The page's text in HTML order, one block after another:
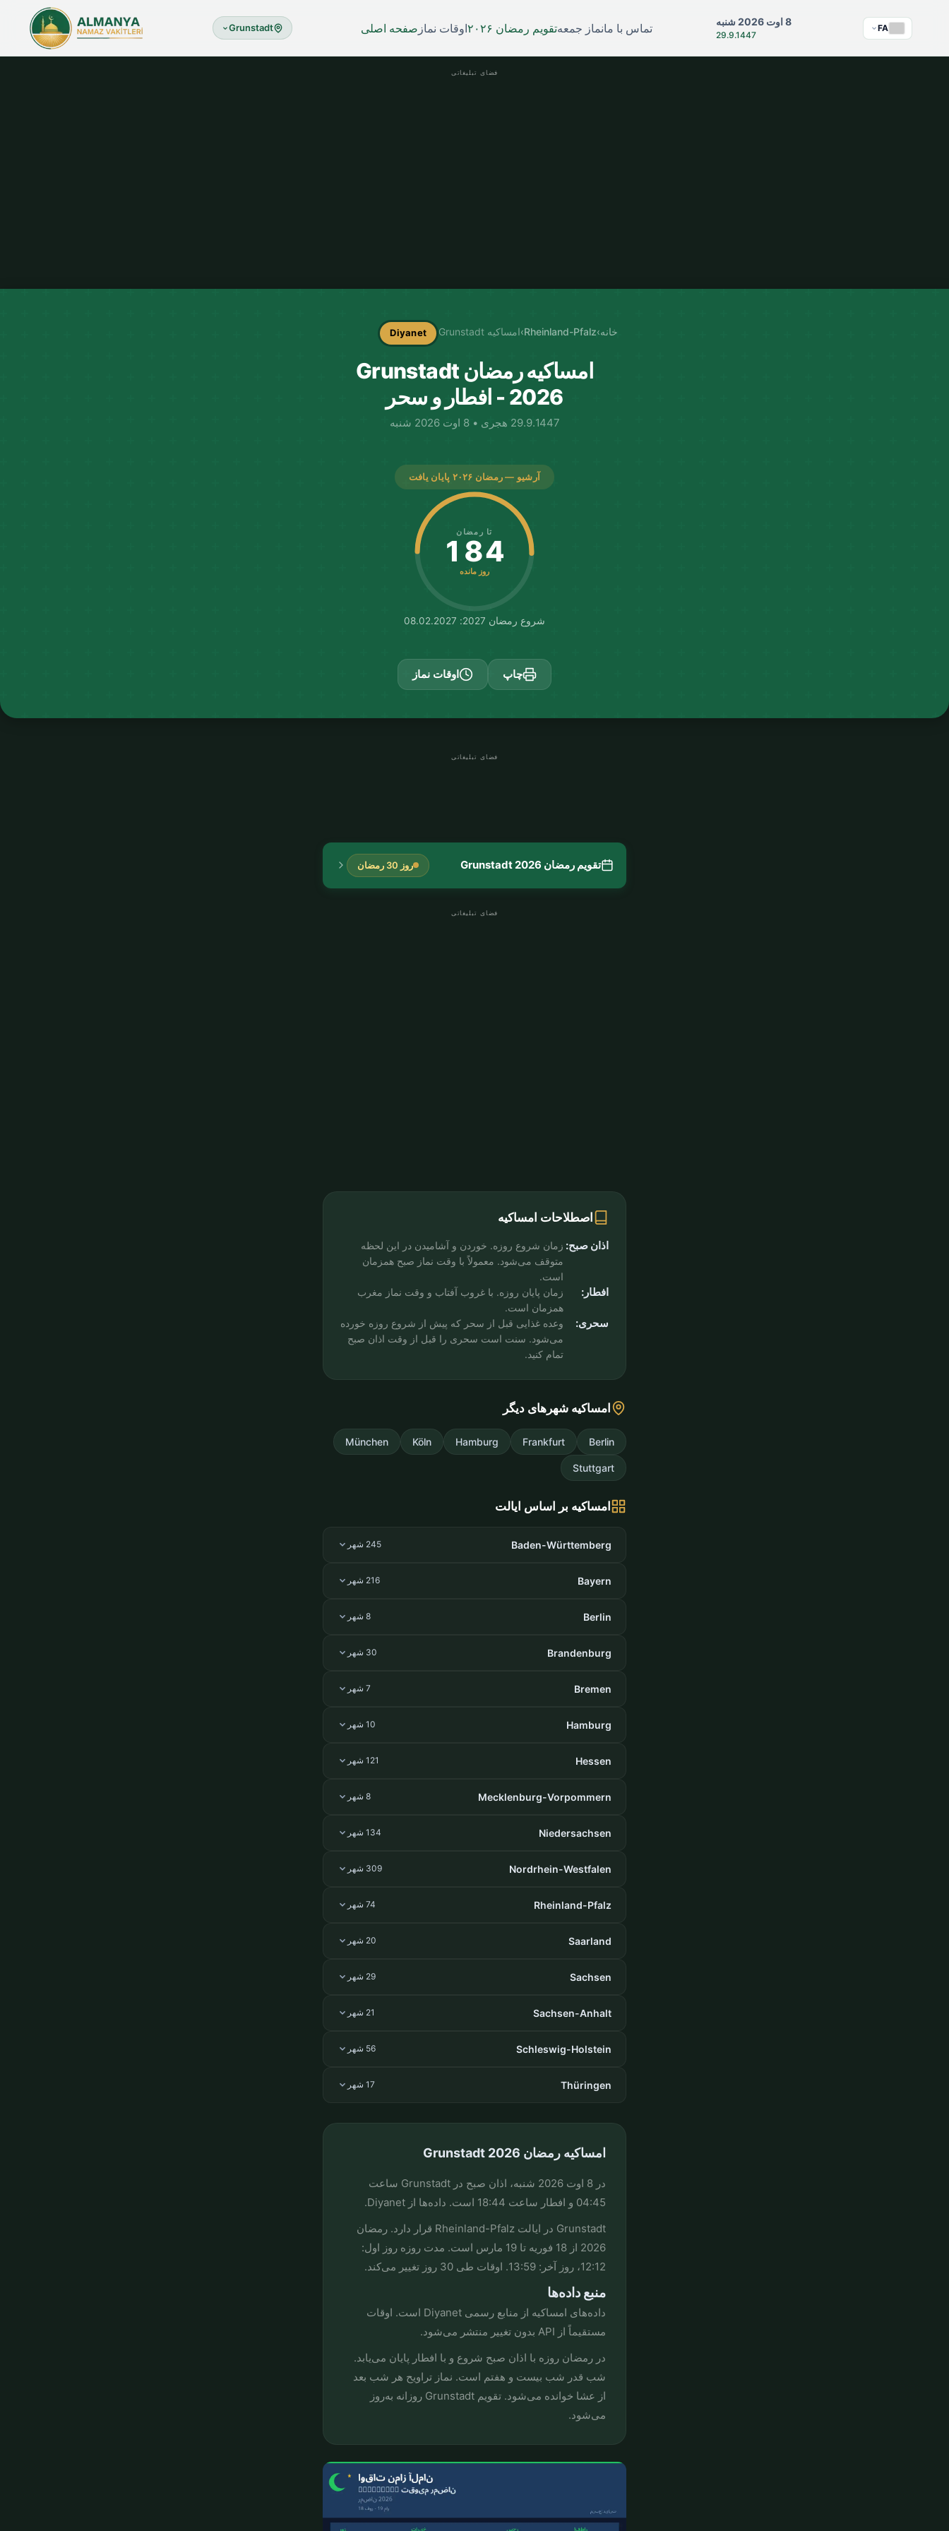
Grunstadt صفحه اصلی اوقات نماز تقویم رمضان ۲۰۲۶نماز جمعهتماس با ما 8 اوت 2026 شنبه
29.9.1447
FA
فضای تبلیغاتی
خانه›
Rheinland-Pfalz
›امساکیه Grunstadt Diyanet
امساکیه رمضان Grunstadt
2026 - افطار و سحر
29.9.1447 هجری • 8 اوت 2026 شنبه
آرشیو — رمضان ۲۰۲۶ پایان یافت
تا رمضان
184
روز مانده
شروع رمضان 2027: 08.02.2027
چاپ اوقات نماز
فضای تبلیغاتی
تقویم رمضان Grunstadt 2026 روز 30 رمضان
فضای تبلیغاتی
اصطلاحات امساکیه
اذان صبح: زمان شروع روزه. خوردن و آشامیدن در این لحظه
متوقف می‌شود. معمولاً با وقت نماز صبح همزمان
است.
افطار:
زمان پایان روزه. با غروب آفتاب و وقت نماز مغرب
همزمان است.
سحری:
وعده غذایی قبل از سحر که پیش از شروع روزه خورده
می‌شود. سنت است سحری را قبل از وقت اذان صبح
تمام کنید.
امساکیه شهرهای دیگر
Berlin
Frankfurt
Hamburg
Köln
München
Stuttgart
امساکیه بر اساس ایالت
Baden-Württemberg 245 شهر
Bayern 216 شهر
Berlin 8 شهر
Brandenburg 30 شهر
Bremen 7 شهر
Hamburg 10 شهر
Hessen 121 شهر
Mecklenburg-Vorpommern 8 شهر
Niedersachsen 134 شهر
Nordrhein-Westfalen 309 شهر
Rheinland-Pfalz 74 شهر
Saarland 20 شهر
Sachsen 29 شهر
Sachsen-Anhalt 21 شهر
Schleswig-Holstein 56 شهر
Thüringen 17 شهر
امساکیه رمضان Grunstadt 2026
در 8 اوت 2026 شنبه، اذان صبح در Grunstadt ساعت
04:45 و افطار ساعت 18:44 است. داده‌ها از Diyanet.
Grunstadt در ایالت Rheinland-Pfalz قرار دارد. رمضان
2026 از 18 فوریه تا 19 مارس است. مدت روزه روز اول:
12:12، روز آخر: 13:59. اوقات طی 30 روز تغییر می‌کند.
منبع داده‌ها
داده‌های امساکیه از منابع رسمی Diyanet است. اوقات
مستقیماً از API بدون تغییر منتشر می‌شود.
در رمضان روزه با اذان صبح شروع و با افطار پایان می‌یابد.
شب قدر شب بیست و هفتم است. نماز تراویح هر شب بعد
از عشا خوانده می‌شود. تقویم Grunstadt روزانه به‌روز
می‌شود.